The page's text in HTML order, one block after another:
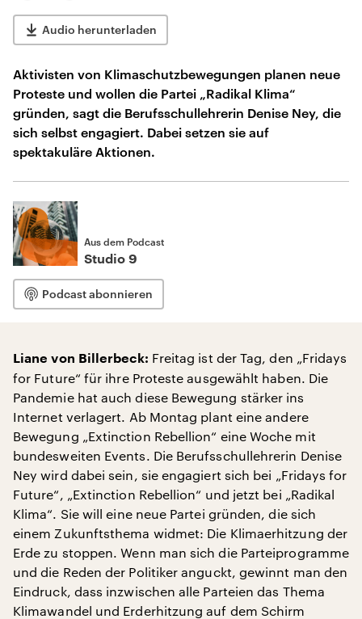
Audio herunterladen
Aktivisten von Klimaschutzbewegungen planen neue
Proteste und wollen die Partei „Radikal Klima“
gründen, sagt die Berufsschullehrerin Denise Ney, die
sich selbst engagiert. Dabei setzen sie auf
spektakuläre Aktionen.
Aus dem Podcast
Studio 9
Podcast abonnieren
Liane von Billerbeck: Freitag ist der Tag, den „Fridays
for Future“ für ihre Proteste ausgewählt haben. Die
Pandemie hat auch diese Bewegung stärker ins
Internet verlagert. Ab Montag plant eine andere
Bewegung „Extinction Rebellion“ eine Woche mit
bundesweiten Events. Die Berufsschullehrerin Denise
Ney wird dabei sein, sie engagiert sich bei „Fridays for
Future“, „Extinction Rebellion“ und jetzt bei „Radikal
Klima“. Sie will eine neue Partei gründen, die sich
einem Zukunftsthema widmet: Die Klimaerhitzung der
Erde zu stoppen. Wenn man sich die Parteiprogramme
und die Reden der Politiker anguckt, gewinnt man den
Eindruck, dass inzwischen alle Parteien das Thema
Klimawandel und Erderhitzung auf dem Schirm